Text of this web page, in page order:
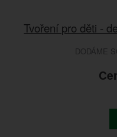
Tvoření pro děti -
DODÁME